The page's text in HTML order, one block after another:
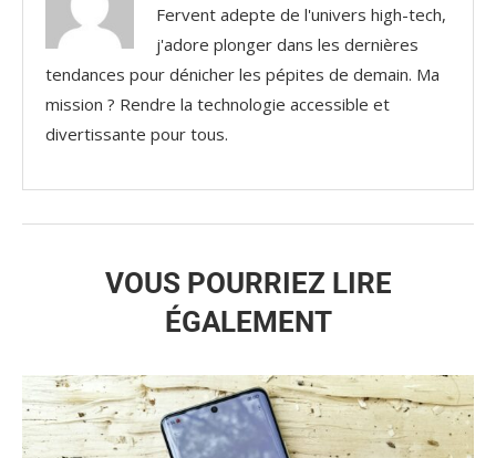
Fervent adepte de l'univers high-tech,
j'adore plonger dans les dernières
tendances pour dénicher les pépites de demain. Ma
mission ? Rendre la technologie accessible et
divertissante pour tous.
VOUS POURRIEZ LIRE
ÉGALEMENT